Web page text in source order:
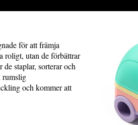
för att främja
roligt, utan de förbättrar
staplar, sorterar och
rumslig
och kommer att